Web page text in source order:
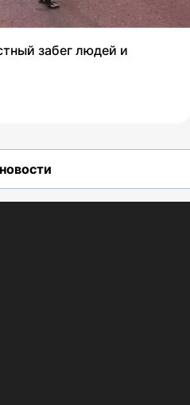
забег людей и